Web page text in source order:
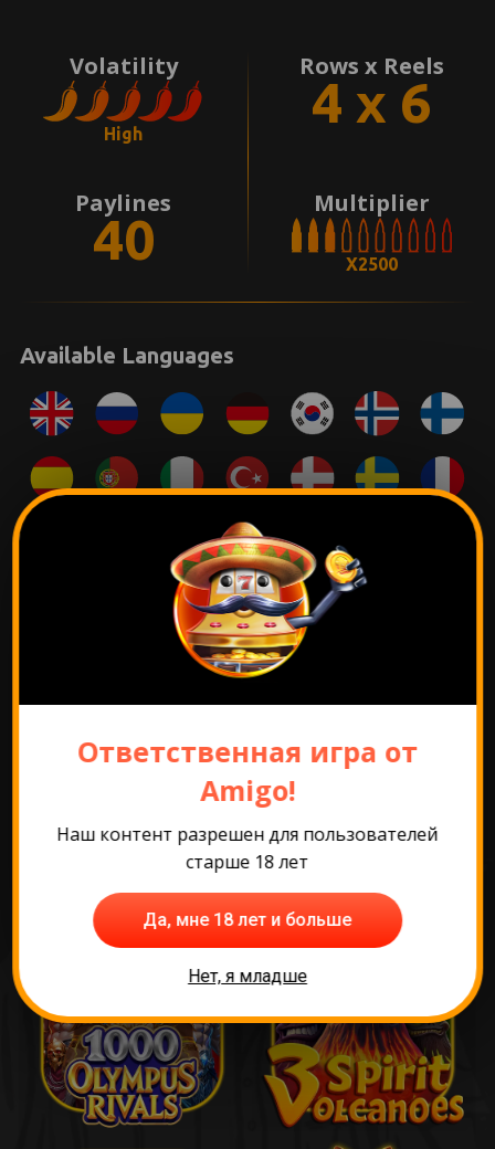
Volatility
High
Rows x Reels
4 x 6
Paylines
40
Multiplier
X2500
Available Languages
Перейти к промо
Самые популярные
игры
Ответственная игра от
Amigo!
Наш контент разрешен для пользователей
старше 18 лет
Да, мне 18 лет и больше
Нет, я младше